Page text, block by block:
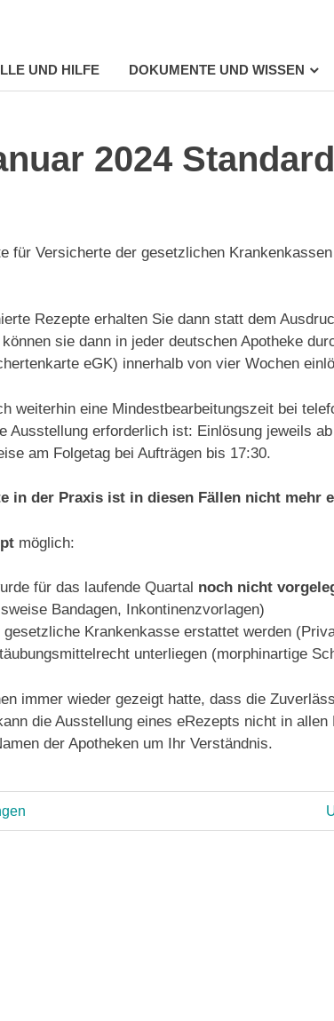
UND HILFE DOKUMENTE UND WISSEN
2024 Standard
für Versicherte der gesetzlichen
Rezepte erhalten Sie dann statt dem
sie dann in jeder deutschen Apotheke
eGK) innerhalb von vier Wochen
weiterhin eine Mindestbearbeitungszeit bei
Ausstellung erforderlich ist: Einlösung jeweils
am Folgetag bei Aufträgen bis 17:30.
in der Praxis ist in diesen Fällen nicht mehr
möglich:
für das laufende Quartal noch nicht
Bandagen, Inkontinenzvorlagen)
Krankenkasse erstattet werden
unterliegen (morphinartige
immer wieder gezeigt hatte, dass die
die Ausstellung eines eRezepts nicht in
der Apotheken um Ihr Verständnis.